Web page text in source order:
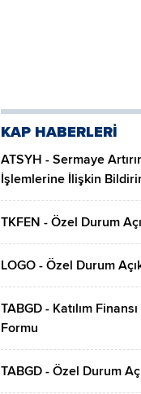
KAP HABERLERİ
ATSYH - Sermaye
İşlemlerine İlişkin
TKFEN - Özel Durum
LOGO - Özel Durum
TABGD - Katılım
Formu
TABGD - Özel Durum